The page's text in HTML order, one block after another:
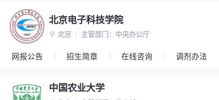
北京电子科技学院
 北京 主管部门： 中央办公厅
网报公告 招生简章 在线咨询 调剂办法
中国农业大学